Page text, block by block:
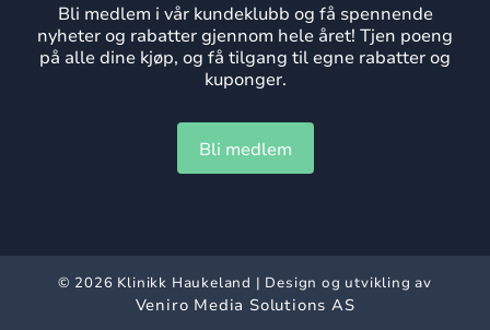
Bli medlem i vår kundeklubb og få spennende
nyheter og rabatter gjennom hele året! Tjen poeng
på alle dine kjøp, og få tilgang til egne rabatter og
kuponger.
Bli medlem
© 2026 Klinikk Haukeland | Design og utvikling av
Veniro Media Solutions AS